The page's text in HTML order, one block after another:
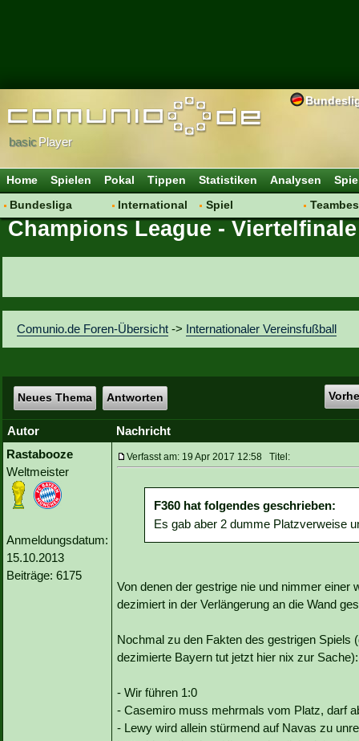
basicPlayer
Home Spielen Pokal Tippen Statistiken Analysen
Bundesliga
Hot News
Vereinsfragen
International
Vereine
Spiel
Regeln & Tipps
Champions League - Viertelfinale
Comunio.de Foren-Übersicht -> Internationaler Vereinsfußball
Neues Thema Antworten
Autor
Nachricht
Rastabooze
Weltmeister
Anmeldungsdatum:
15.10.2013
Beiträge: 6175
Verfasst am: 19 Apr 2017 12:58 Titel:
F360 hat folgendes geschrieben:
Es gab aber 2 dumme Platzverweise
Von denen der gestrige nie und nimmer
dezimiert in der Verlängerung an die Wand
Nochmal zu den Fakten des gestrigen Spiels
dezimierte Bayern tut jetzt hier nix zur Sache):
- Wir führen 1:0
- Casemiro muss mehrmals vom Platz, darf
- Lewy wird allein stürmend auf Navas zu